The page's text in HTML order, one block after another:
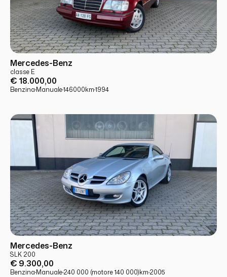
USATO PRONTA CONSEGNA
Mercedes-Benz
classe E
€ 18.000,00
Benzina·Manuale·146000km·1994
USATO PRONTA CONSEGNA
Mercedes-Benz
SLK 200
€ 9.300,00
Benzina·Manuale·240 000 (motore 140 000)km·2005